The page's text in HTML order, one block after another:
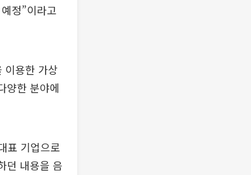
정”이라고
이용한 가상
양한 분야에
표 기업으로
던 내용을 음